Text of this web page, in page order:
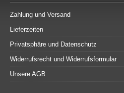
Zahlung und Versand
Lieferzeiten
Privatsphäre und Datenschutz
Widerrufsrecht und Widerrufsformular
Unsere AGB